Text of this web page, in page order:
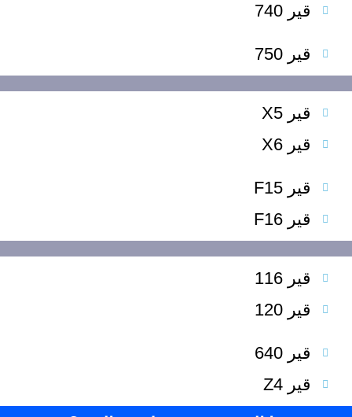
قير 740
قير 750
قير X5
قير X6
قير F15
قير F16
قير 116
قير 120
قير 640
قير Z4